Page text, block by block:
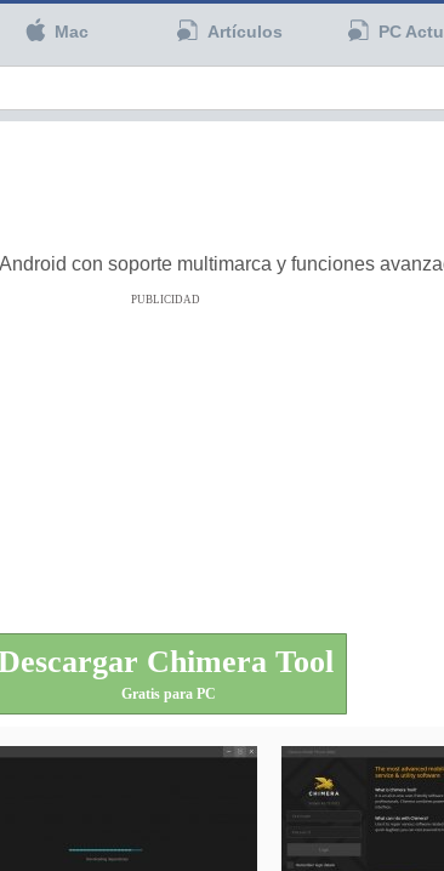
Mac Artículos PC
con soporte multimarca y funciones
PUBLICIDAD
Chimera Tool
Gratis para PC